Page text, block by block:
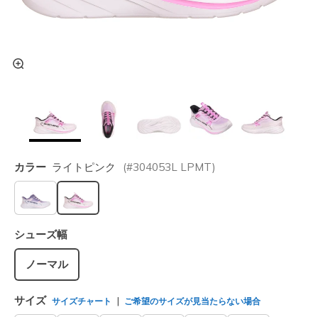
カラー ライトピンク (#304053L LPMT)
選択されました
シューズ幅
ノーマル
サイズ サイズチャート ご希望のサイズが見当たらない場合